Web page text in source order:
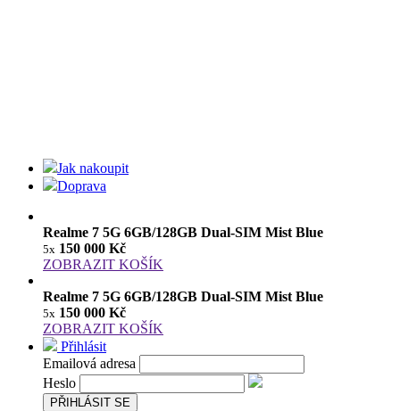
Jak nakoupit
Doprava
Realme 7 5G 6GB/128GB Dual-SIM Mist Blue
5x 150 000 Kč
ZOBRAZIT KOŠÍK
Realme 7 5G 6GB/128GB Dual-SIM Mist Blue
5x 150 000 Kč
ZOBRAZIT KOŠÍK
Přihlásit
Emailová adresa
Heslo
PŘIHLÁSIT SE